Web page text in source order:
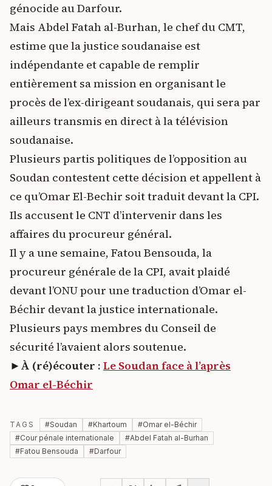
génocide au Darfour.
Mais Abdel Fatah al-Burhan, le chef du CMT,
estime que la justice soudanaise est
indépendante et capable de remplir
entièrement sa mission en organisant le
procès de l’ex-dirigeant soudanais, qui sera par
ailleurs transmis en direct à la télévision
soudanaise.
Plusieurs partis politiques de l’opposition au
Soudan contestent cette décision et appellent à
ce qu’Omar El-Bechir soit traduit devant la CPI.
Ils accusent le CNT d’intervenir dans les
affaires du procureur général.
Il y a une semaine, Fatou Bensouda, la
procureur générale de la CPI, avait plaidé
devant l’ONU pour une traduction d’Omar el-
Béchir devant la justice internationale.
Plusieurs pays membres du Conseil de
sécurité l’avaient alors soutenue.
►À (ré)écouter : Le Soudan face à l’après
Omar el-Béchir
TAGS #Soudan #Khartoum #Omar el-Béchir
#Cour pénale internationale #Abdel Fatah al-Burhan
#Fatou Bensouda #Darfour